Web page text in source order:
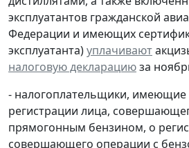
эксплуатантов гражданской
Федерации и имеющих
эксплуатанта)уплачивают
налоговую декларациюза
- налогоплательщики, имеющие
регистрации лица,
прямогонным бензином, о
совершающего операции с